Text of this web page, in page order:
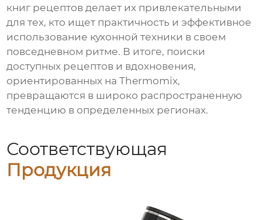
книг рецептов делает их привлекательными
для тех, кто ищет практичность и эффективное
использование кухонной техники в своем
повседневном ритме. В итоге, поиски
доступных рецептов и вдохновения,
ориентированных на Thermomix,
превращаются в широко распространенную
тенденцию в определенных регионах.
Соответствующая
Продукция